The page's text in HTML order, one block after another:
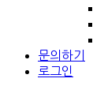
문의하기
로그인